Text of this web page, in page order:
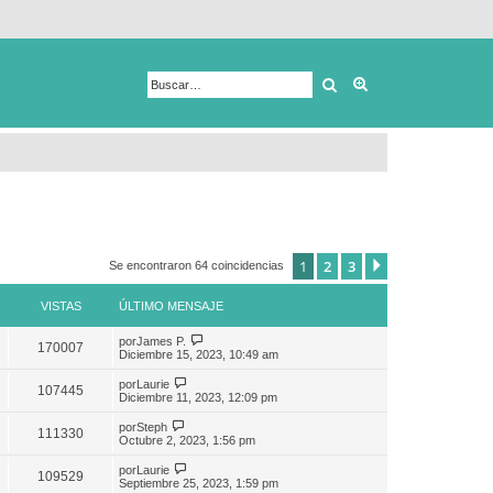
Buscar
Se encontraron 64 coincidencias 1 2 3
VISTAS ÚLTIMO MENSAJE
170007 porJames P.
Diciembre 15, 2023, 10:49 am
107445 porLaurie
Diciembre 11, 2023, 12:09 pm
111330 porSteph
Octubre 2, 2023, 1:56 pm
109529 porLaurie
Septiembre 25, 2023, 1:59 pm